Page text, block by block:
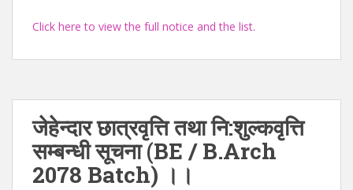
Click here to view the full notice and the list.
जेहेन्दार छात्रवृत्ति तथा नि:शुल्कवृत्ति
सम्बन्धी सूचना (BE / B.Arch
2078 Batch) ।।